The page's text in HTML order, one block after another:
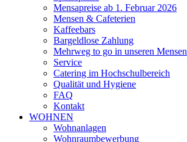
Mensapreise ab 1. Februar 2026
Mensen & Cafeterien
Kaffeebars
Bargeldlose Zahlung
Mehrweg to go in unseren Mensen
Service
Catering im Hochschulbereich
Qualität und Hygiene
FAQ
Kontakt
WOHNEN
Wohnanlagen
Wohnraumbewerbung